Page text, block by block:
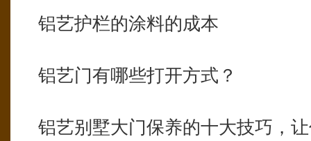
铝艺护栏的涂料的成本
铝艺门有哪些打开方式？
铝艺别墅大门保养的十大技巧，